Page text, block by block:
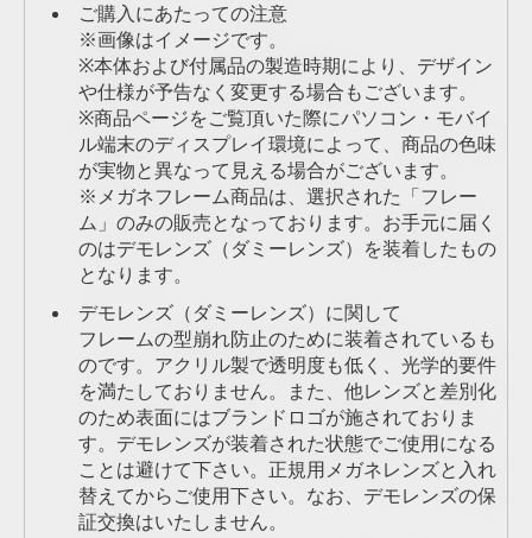
ご購入にあたっての注意
※画像はイメージです。
※本体および付属品の製造時期により、デザイン
や仕様が予告なく変更する場合もございます。
※商品ページをご覧頂いた際にパソコン・モバイ
ル端末のディスプレイ環境によって、商品の色味
が実物と異なって見える場合がございます。
※メガネフレーム商品は、選択された「フレー
ム」のみの販売となっております。お手元に届く
のはデモレンズ（ダミーレンズ）を装着したもの
となります。
デモレンズ（ダミーレンズ）に関して
フレームの型崩れ防止のために装着されているも
のです。アクリル製で透明度も低く、光学的要件
を満たしておりません。また、他レンズと差別化
のため表面にはブランドロゴが施されておりま
す。デモレンズが装着された状態でご使用になる
ことは避けて下さい。正規用メガネレンズと入れ
替えてからご使用下さい。なお、デモレンズの保
証交換はいたしません。